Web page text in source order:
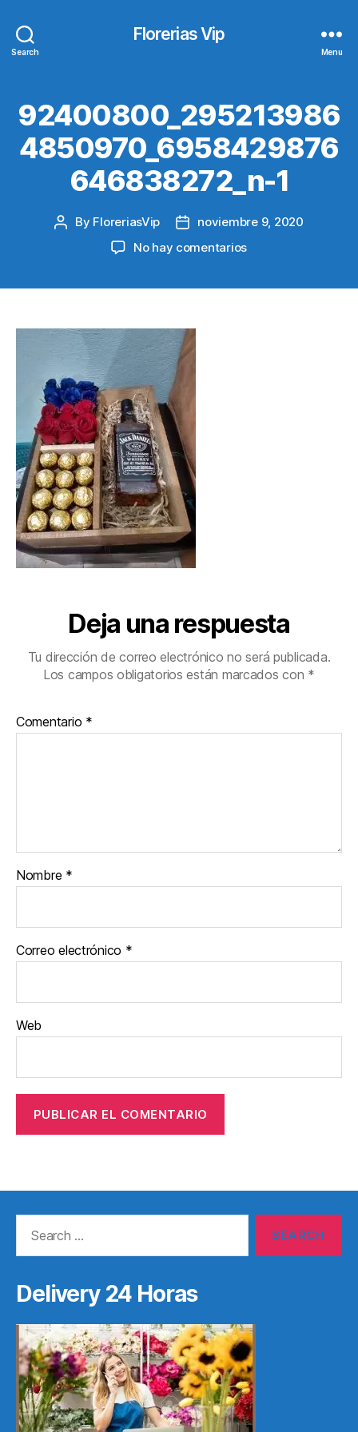
Search
Florerias Vip
Menu
92400800_295213986
4850970_6958429876
646838272_n-1
Post
By FloreriasVip
Postnoviembre 9, 2020
No hay comentariosen
Deja una respuesta
Tu dirección de correo electrónico no será publicada.
Los campos obligatorios están marcados con *
Comentario *
Nombre *
Correo electrónico *
Web
Delivery 24 Horas